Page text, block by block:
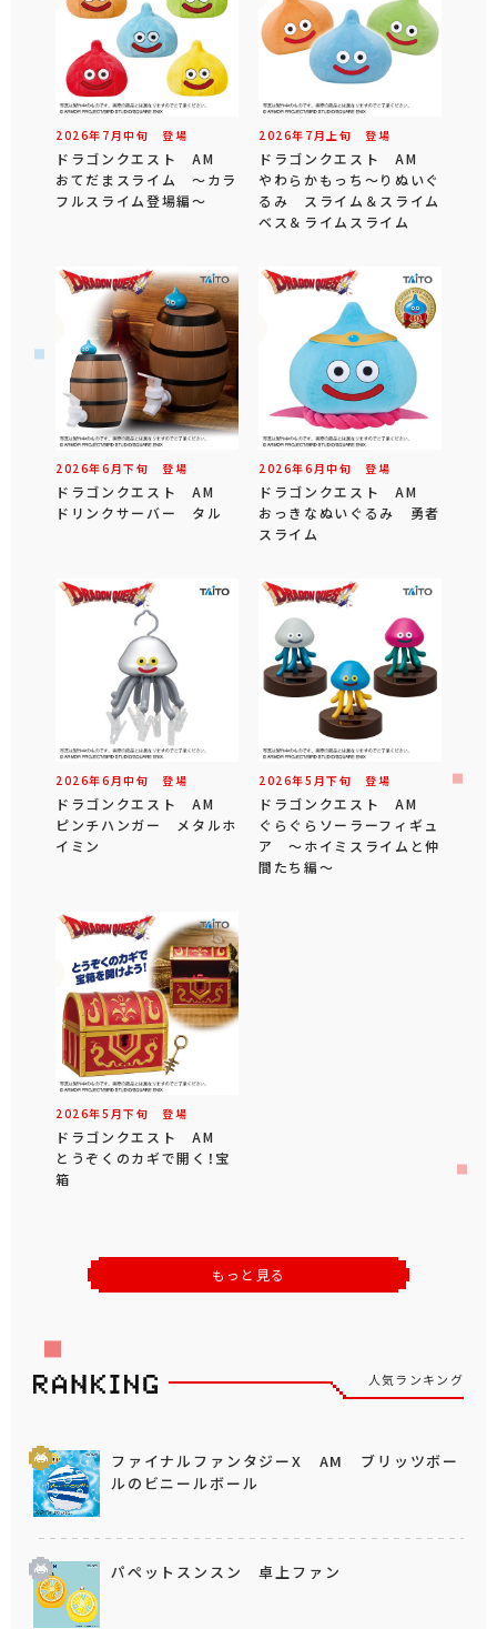
2026年 7 月中旬 登場
ドラゴンクエスト AM
おてだまスライム ～カラ
フルスライム登場編～
2026年 7 月 上旬 登場
ドラゴンクエスト AM
やわらかもっち～りぬいぐ
るみ スライム＆スライム
ベス＆ライムスライム
2026年6 月下旬 登場
ドラゴンクエスト AM
ドリンクサーバー タル
2026年6 月中旬 登場
ドラゴンクエスト AM
おっきなぬいぐるみ 勇者
スライム
2026年6 月中旬 登場
ドラゴンクエスト AM
ピンチハンガー メタルホ
イミン
2026年5 月下旬 登場
ドラゴンクエスト AM
ぐらぐらソーラーフィギュ
ア ～ホイミスライムと仲
間たち編～
2026年5 月下旬 登場
ドラゴンクエスト AM
とうぞくのカギで開く！宝
箱
もっと見る
人気ランキング
ファイナルファンタジーX AM ブリッツボー
ルのビニールボール
パペットスンスン 卓上ファン